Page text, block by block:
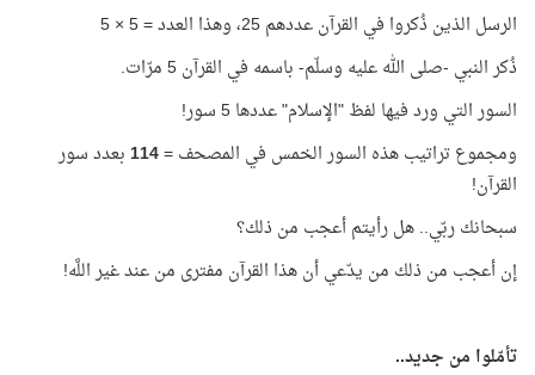
الرسل الذين ذُكروا في القرآن عددهم 25، وهذا العدد = 5 × 5
ذُكر النبي -صلى الله عليه وسلّم- باسمه في القرآن 5 مرّات.
السور التي ورد فيها لفظ "الإسلام" عددها 5 سور!
ومجموع تراتيب هذه السور الخمس في المصحف =114بعدد سور
القرآن!
سبحانك ربّي.. هل رأيتم أعجب من ذلك؟
إن أعجب من ذلك من يدّعي أن هذا القرآن مفترى من عند غير اللَّه!
تأمّلوا من جديد..